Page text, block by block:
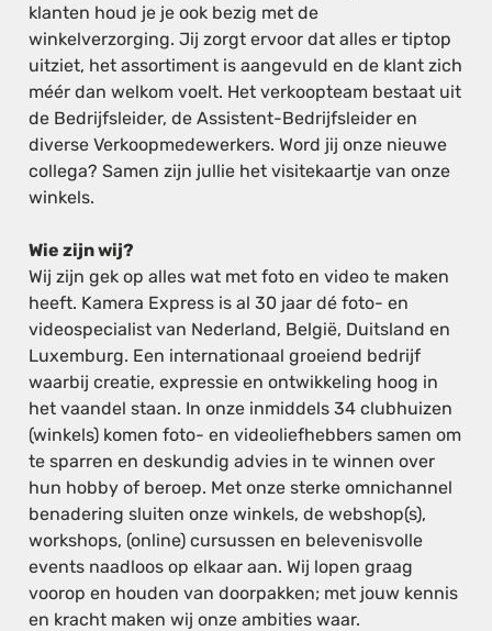
klanten houd je je ook bezig met de
winkelverzorging. Jij zorgt ervoor dat alles er tiptop
uitziet, het assortiment is aangevuld en de klant zich
méér dan welkom voelt. Het verkoopteam bestaat uit
de Bedrijfsleider, de Assistent-Bedrijfsleider en
diverse Verkoopmedewerkers. Word jij onze nieuwe
collega? Samen zijn jullie het visitekaartje van onze
winkels.
Wie zijn wij?
Wij zijn gek op alles wat met foto en video te maken
heeft. Kamera Express is al 30 jaar dé foto- en
videospecialist van Nederland, België, Duitsland en
Luxemburg. Een internationaal groeiend bedrijf
waarbij creatie, expressie en ontwikkeling hoog in
het vaandel staan. In onze inmiddels 34 clubhuizen
(winkels) komen foto- en videoliefhebbers samen om
te sparren en deskundig advies in te winnen over
hun hobby of beroep. Met onze sterke omnichannel
benadering sluiten onze winkels, de webshop(s),
workshops, (online) cursussen en belevenisvolle
events naadloos op elkaar aan. Wij lopen graag
voorop en houden van doorpakken; met jouw kennis
en kracht maken wij onze ambities waar.